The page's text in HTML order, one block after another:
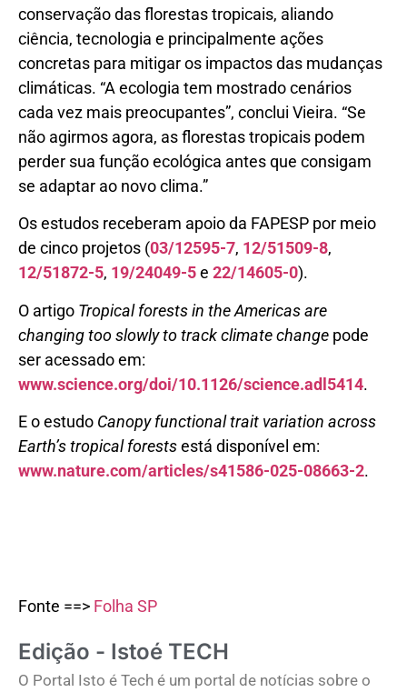
conservação das florestas tropicais, aliando
ciência, tecnologia e principalmente ações
concretas para mitigar os impactos das mudanças
climáticas. “A ecologia tem mostrado cenários
cada vez mais preocupantes”, conclui Vieira. “Se
não agirmos agora, as florestas tropicais podem
perder sua função ecológica antes que consigam
se adaptar ao novo clima.”
Os estudos receberam apoio da FAPESP por meio
de cinco projetos (03/12595-7, 12/51509-8,
12/51872-5, 19/24049-5e 22/14605-0).
O artigo Tropical forests in the Americas are
changing too slowly to track climate change pode
ser acessado em:
www.science.org/doi/10.1126/science.adl5414.
E o estudo Canopy functional trait variation across
Earth’s tropical forestsestá disponível em:
www.nature.com/articles/s41586-025-08663-2.
Fonte ==> Folha SP
Edição - Istoé TECH
O Portal Isto é Tech é um portal de notícias sobre o